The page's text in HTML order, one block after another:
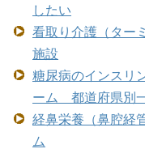
したい
看取り介護（ター
施設
糖尿病のインスリ
ーム 都道府県別
経鼻栄養（鼻腔経
ム